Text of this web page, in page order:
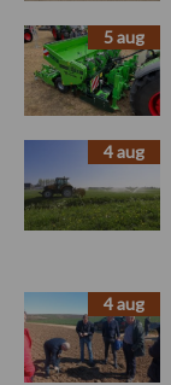
5 aug
4 aug
4 aug